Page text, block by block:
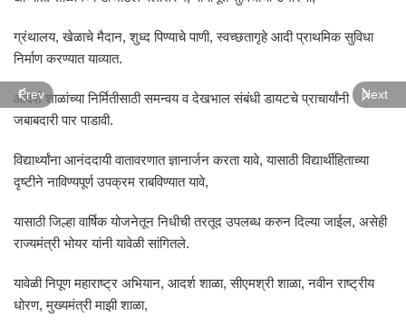
ग्रंथालय, खेळाचे मैदान, शुध्द पिण्याचे पाणी, स्वच्छतागृहे आदी प्राथमिक सुविधा
निर्माण करण्यात याव्यात.
आदर्श शाळांच्या निर्मितीसाठी समन्वय व देखभाल संबंधी डायटचे प्राचार्यांनी
जबाबदारी पार पाडावी.
विद्यार्थ्यांना आनंददायी वातावरणात ज्ञानार्जन करता यावे, यासाठी विद्यार्थीहिताच्या
दृष्टीने नाविण्यपूर्ण उपक्रम राबविण्यात यावे,
यासाठी जिल्हा वार्षिक योजनेतून निधीची तरतूद उपलब्ध करुन दिल्या जाईल, असेही
राज्यमंत्री भोयर यांनी यावेळी सांगितले.
यावेळी निपूण महाराष्ट्र अभियान, आदर्श शाळा, सीएमश्री शाळा, नवीन राष्ट्रीय
धोरण, मुख्यमंत्री माझी शाळा,
Prev Next